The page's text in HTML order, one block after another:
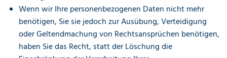
Wenn wir Ihre personenbezogenen Daten nicht mehr
benötigen, Sie sie jedoch zur Ausübung, Verteidigung
oder Geltendmachung von Rechtsansprüchen benötigen,
haben Sie das Recht, statt der Löschung die